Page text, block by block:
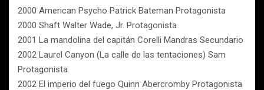
2000 American Psycho Patrick Bateman Protagonista
2000 Shaft Walter Wade, Jr. Protagonista
2001 La mandolina del capitán Corelli Mandras Secundario
2002 Laurel Canyon (La calle de las tentaciones) Sam
Protagonista
2002 El imperio del fuego Quinn Abercromby Protagonista